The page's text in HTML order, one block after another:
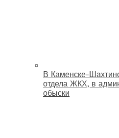
В Каменске-
отдела ЖКХ, в
обыски